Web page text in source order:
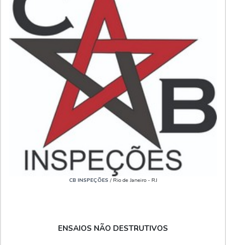
CB INSPEÇÕES / Rio de Janeiro - RJ
ENSAIOS NÃO DESTRUTIVOS